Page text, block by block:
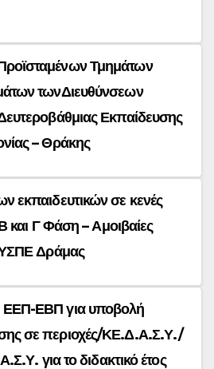
Τμημάτων
τωνΔιευθύνσεων
Εκπαίδευσης
– Θράκης
εκπαιδευτικών σε κενές
και Γ Φάση – Αμοιβαίες
Δράμας
ΕΒΠ για υποβολή
σε περιοχές/ΚΕ.Δ.Α.Σ.Υ./
για το διδακτικό έτος